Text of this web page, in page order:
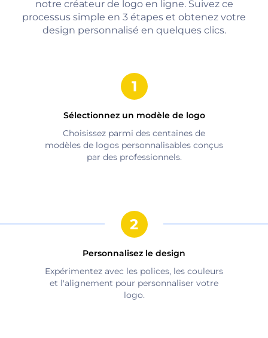
notre créateur de logo en ligne. Suivez ce
processus simple en 3 étapes et obtenez votre
design personnalisé en quelques clics.
Sélectionnez un modèle de logo
Choisissez parmi des centaines de
modèles de logos personnalisables conçus
par des professionnels.
Personnalisez le design
Expérimentez avec les polices, les couleurs
et l'alignement pour personnaliser votre
logo.